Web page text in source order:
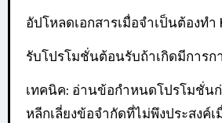
อัปโหลดเอกสารเมื่อจำเป็นต้องทำ
รับโปรโมชั่นต้อนรับถ้าเกิดมีการ
เทคนิค: อ่านข้อกำหนดโปรโมชั่น
หลีกเลี่ยงข้อจำกัดที่ไม่พึงประสงค์